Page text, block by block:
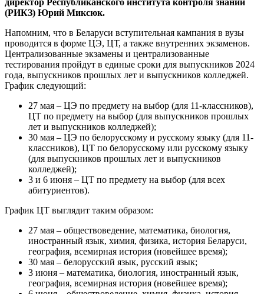
(РИКЗ) Юрий Миксюк.
Напомним, что в Беларуси вступительная кампания в вузы
проводится в форме ЦЭ, ЦТ, а также внутренних экзаменов.
Централизованные экзамены и централизованные
тестирования пройдут в единые сроки для выпускников 2024
года, выпускников прошлых лет и выпускников колледжей.
График следующий:
27 мая – ЦЭ по предмету на выбор (для 11-классников),
ЦТ по предмету на выбор (для выпускников прошлых
лет и выпускников колледжей);
30 мая – ЦЭ по белорусскому и русскому языку (для 11-
классников), ЦТ по белорусскому или русскому языку
(для выпускников прошлых лет и выпускников
колледжей);
3 и 6 июня – ЦТ по предмету на выбор (для всех
абитуриентов).
График ЦТ выглядит таким образом:
27 мая – обществоведение, математика, биология,
иностранный язык, химия, физика, история Беларуси,
география, всемирная история (новейшее время);
30 мая – белорусский язык, русский язык;
3 июня – математика, биология, иностранный язык,
география, всемирная история (новейшее время);